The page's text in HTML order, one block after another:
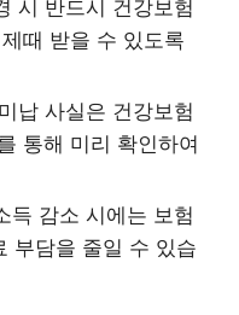
시 반드시 건강보험
때 받을 수 있도록
납 사실은 건강보험
통해 미리 확인하여
득 감소 시에는 보험
부담을 줄일 수 있습